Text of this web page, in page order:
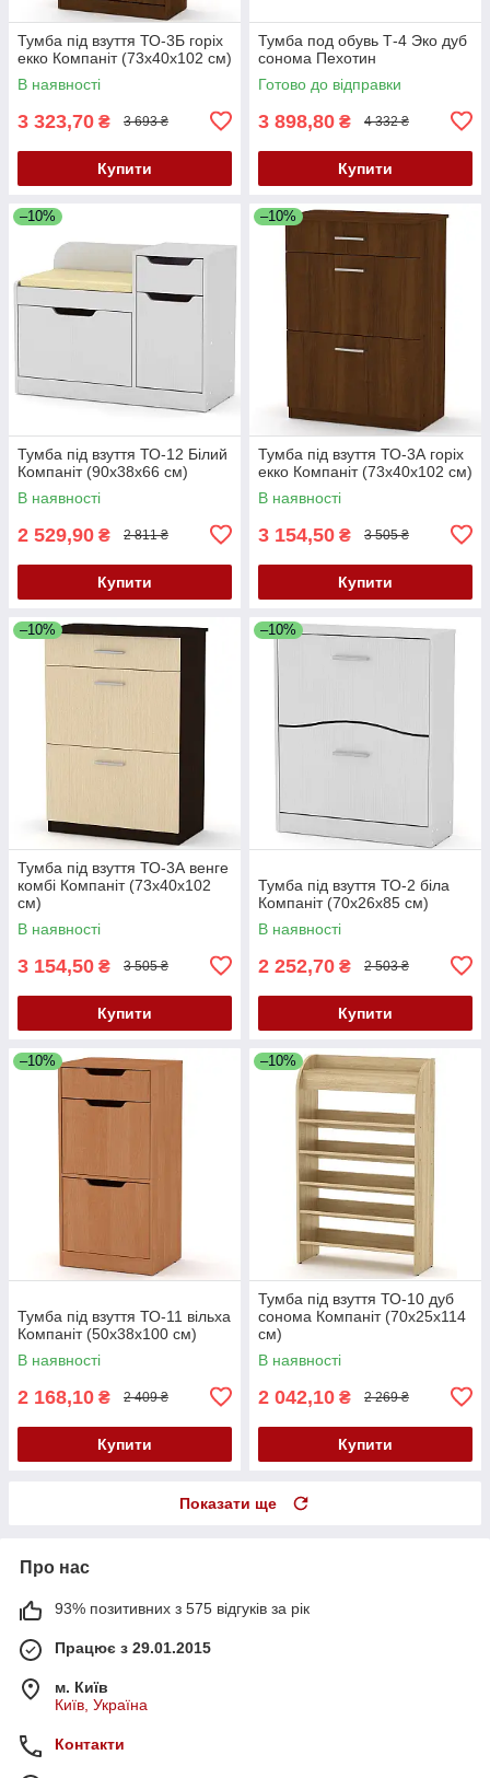
Тумба під взуття ТО-3Б горіх
екко Компаніт (73х40х102 см)
В наявності
3 323,70 ₴ 3 693 ₴
Купити
Тумба под обувь Т-4 Эко дуб
сонома Пехотин
Готово до відправки
3 898,80 ₴ 4 332 ₴
Купити
–10%
Тумба під взуття ТО-12 Білий
Компаніт (90х38х66 см)
В наявності
2 529,90 ₴ 2 811 ₴
Купити
–10%
Тумба під взуття ТО-3А горіх
екко Компаніт (73х40х102 см)
В наявності
3 154,50 ₴ 3 505 ₴
Купити
–10%
Тумба під взуття ТО-3А венге
комбі Компаніт (73х40х102
см)
В наявності
3 154,50 ₴ 3 505 ₴
Купити
–10%
Тумба під взуття ТО-2 біла
Компаніт (70х26х85 см)
В наявності
2 252,70 ₴ 2 503 ₴
Купити
–10%
Тумба під взуття ТО-11 вільха
Компаніт (50х38х100 см)
В наявності
2 168,10 ₴ 2 409 ₴
Купити
–10%
Тумба під взуття ТО-10 дуб
сонома Компаніт (70х25х114
см)
В наявності
2 042,10 ₴ 2 269 ₴
Купити
Показати ще
Про нас
93% позитивних з 575 відгуків за рік
Працює з 29.01.2015
м. Київ
Київ, Україна
Контакти